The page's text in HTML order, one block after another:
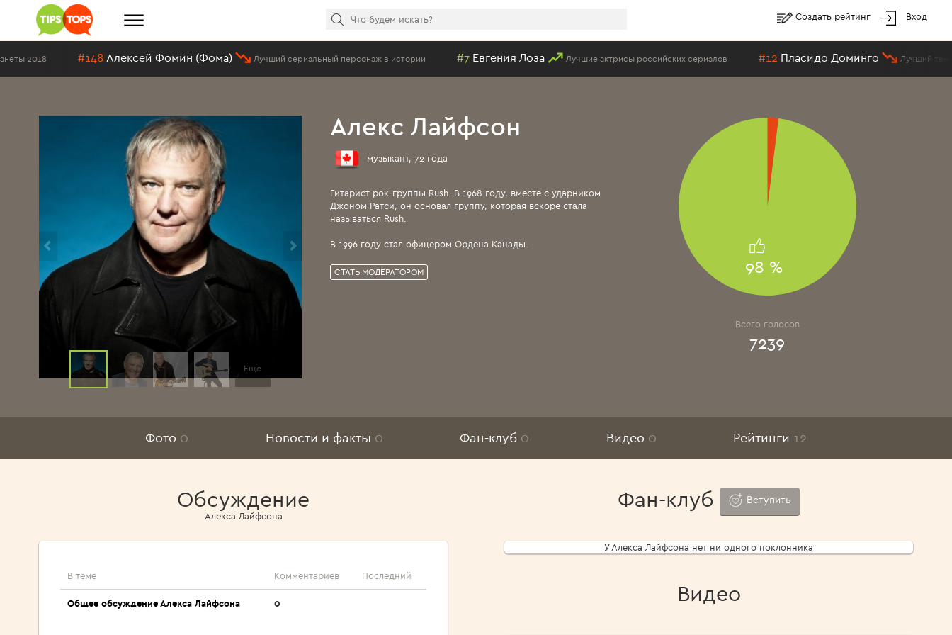
Создать рейтинг Вход
Алексей Фомин (Фома) Лучший сериальный персонаж в истории #7 Евгения Лоза Лучшие актрисы российских сериалов #12 Пласидо Доминго Лучший тенор всех времен и
Еще
Алекс Лайфсон
музыкант, 72 года
Гитарист рок-группы Rush. В 1968 году, вместе с ударником
Джоном Ратси, он основал группу, которая вскоре стала
называться Rush.
В 1996 году стал офицером Ордена Канады.
СТАТЬ МОДЕРАТОРОМ 98 %
Всего голосов
7239
Фото 0 Новости и факты 0 Фан-клуб 0 Видео 0 Рейтинги 12
Обсуждение
Алекса Лайфсона
В теме Комментариев Последний
Общее обсуждение Алекса Лайфсона 0
Фан-клуб Вступить
У Алекса Лайфсона нет ни одного поклонника
Видео